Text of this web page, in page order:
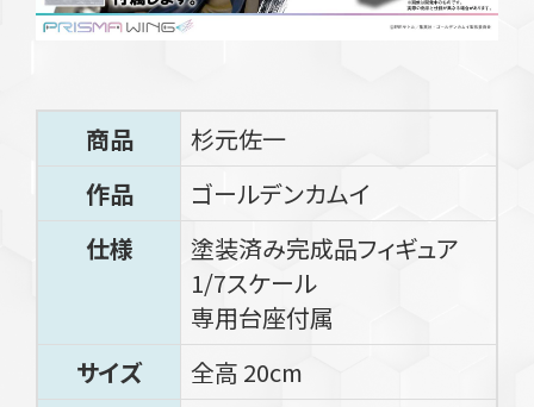
商品
杉元佐一
作品
ゴールデンカムイ
仕様
塗装済み完成品フィギュア
1/7スケール
専用台座付属
サイズ
全高 20cm